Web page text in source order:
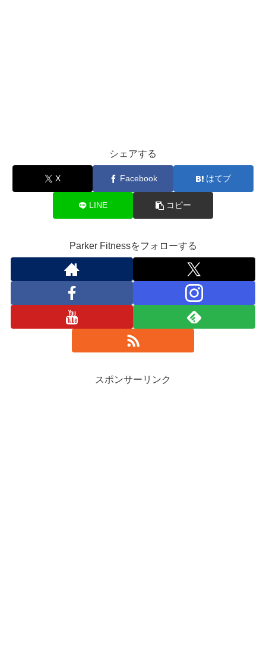
シェアする
X Facebook はてブ
LINE コピー
Parker Fitnessをフォローする
スポンサーリンク